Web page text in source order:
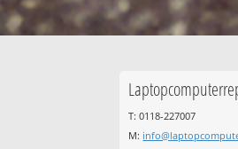
T: 0118-227007
M: